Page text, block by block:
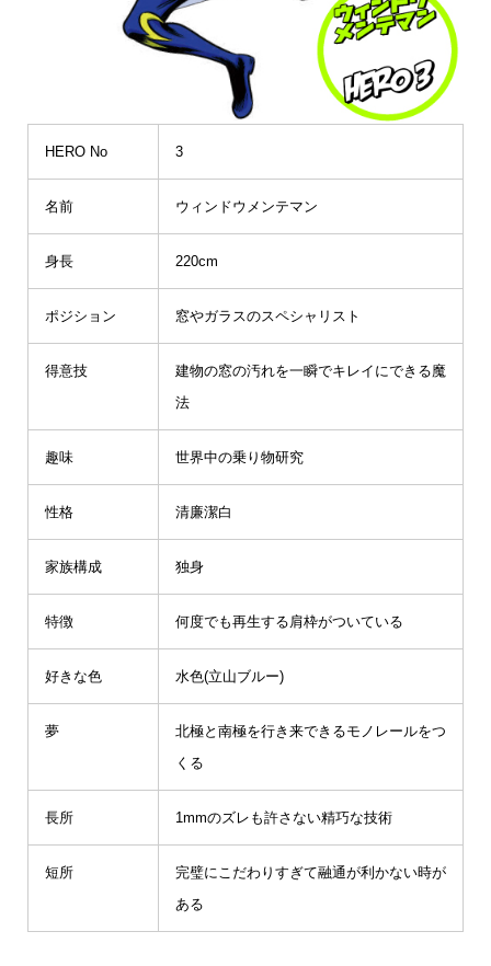
HERO No 3
名前 ウィンドウメンテマン
身長 220cm
ポジション 窓やガラスのスペシャリスト
得意技
建物の窓の汚れを一瞬でキレイにできる魔
法
趣味 世界中の乗り物研究
性格 清廉潔白
家族構成 独身
特徴 何度でも再生する肩枠がついている
好きな色 水色(立山ブルー)
夢
北極と南極を行き来できるモノレールをつ
くる
長所 1mmのズレも許さない精巧な技術
短所
完璧にこだわりすぎて融通が利かない時が
ある